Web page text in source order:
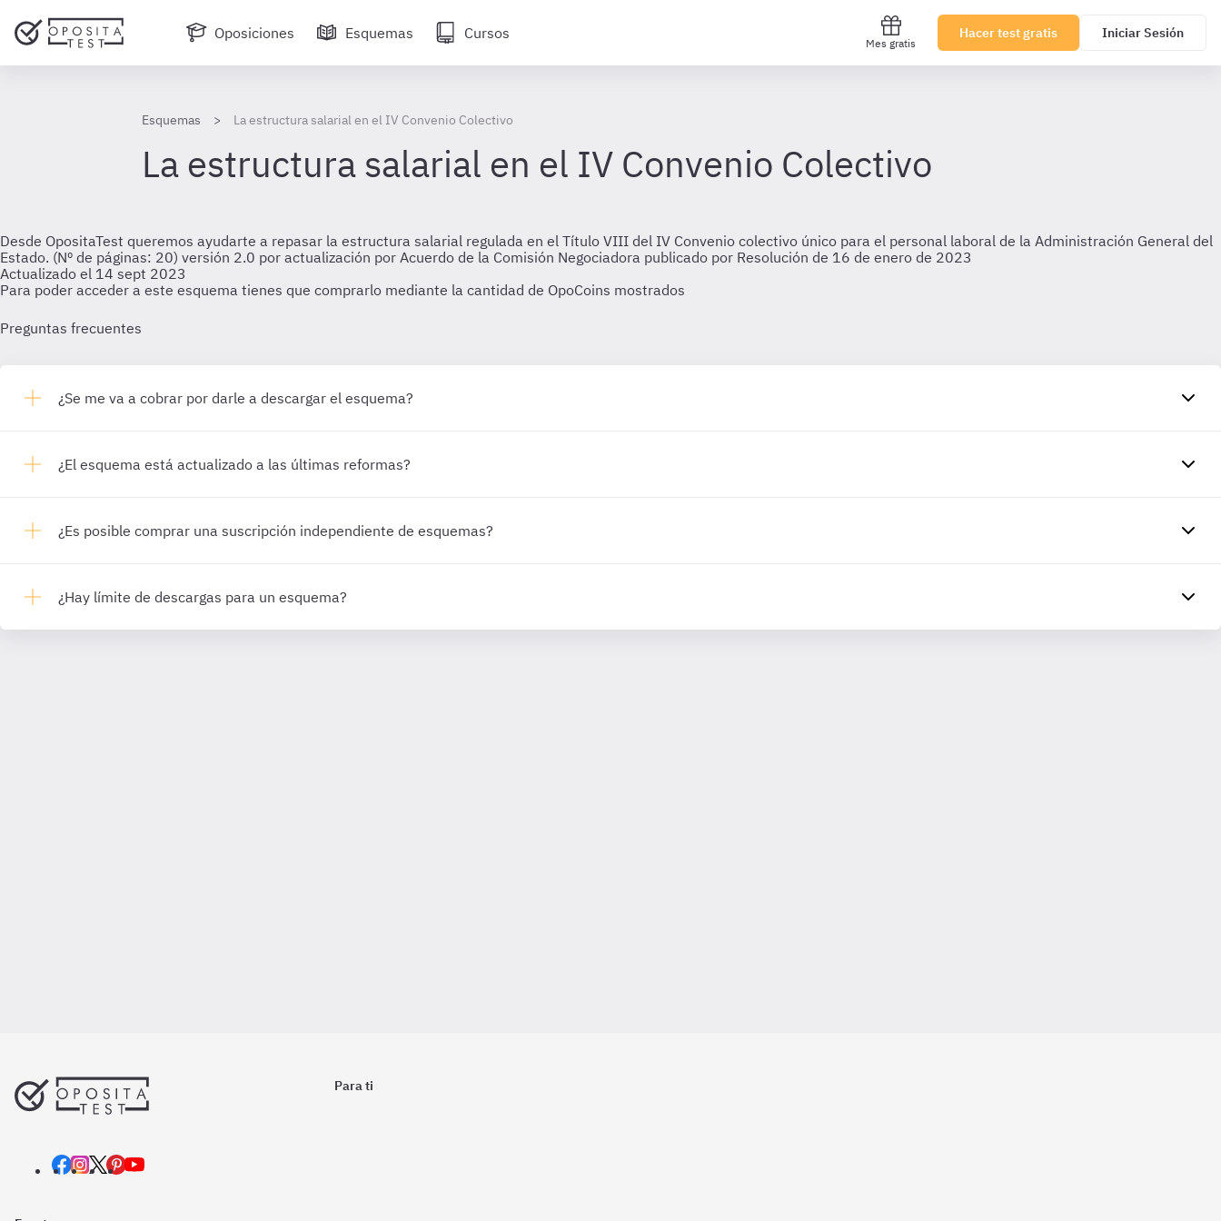
Oposiciones Esquemas Cursos
Mes gratis
Hacer test gratis Iniciar Sesión
Esquemas La estructura salarial en el IV Convenio Colectivo
La estructura salarial en el IV Convenio Colectivo
Desde OpositaTest queremos ayudarte a repasar la estructura salarial regulada en el Título VIII del IV Convenio colectivo único para el personal laboral de la Administración General del
Estado. (Nº de páginas: 20) versión 2.0 por actualización por Acuerdo de la Comisión Negociadora publicado por Resolución de 16 de enero de 2023
Actualizado el 14 sept 2023
Para poder acceder a este esquema tienes que comprarlo mediante la cantidad de OpoCoins mostrados
Preguntas frecuentes
¿Se me va a cobrar por darle a descargar el esquema?
¿El esquema está actualizado a las últimas reformas?
¿Es posible comprar una suscripción independiente de esquemas?
¿Hay límite de descargas para un esquema?
Para ti